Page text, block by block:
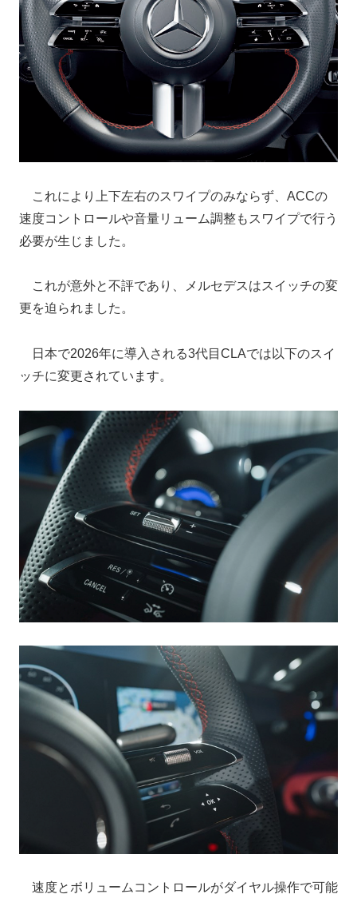
これにより上下左右のスワイプのみならず、ACCの
速度コントロールや音量リューム調整もスワイプで行う
必要が生じました。
これが意外と不評であり、メルセデスはスイッチの変
更を迫られました。
日本で2026年に導入される3代目CLAでは以下のスイ
ッチに変更されています。
速度とボリュームコントロールがダイヤル操作で可能